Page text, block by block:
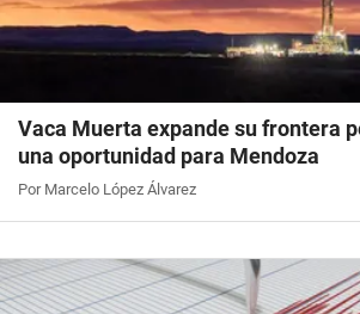
Vaca Muerta expande su frontera
una oportunidad para Mendoza
Por Marcelo López Álvarez